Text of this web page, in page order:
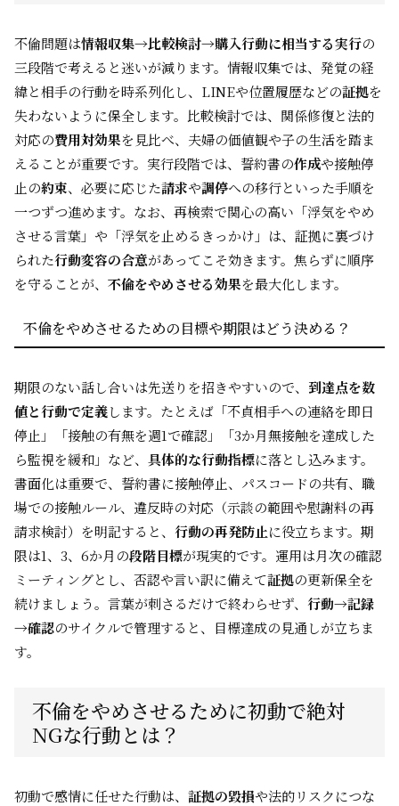
不倫問題は情報収集→比較検討→購入行動に相当する実行の
三段階で考えると迷いが減ります。情報収集では、発覚の経
緯と相手の行動を時系列化し、LINEや位置履歴などの証拠を
失わないように保全します。比較検討では、関係修復と法的
対応の費用対効果を見比べ、夫婦の価値観や子の生活を踏ま
えることが重要です。実行段階では、誓約書の作成や接触停
止の約束、必要に応じた請求や調停への移行といった手順を
一つずつ進めます。なお、再検索で関心の高い「浮気をやめ
させる言葉」や「浮気を止めるきっかけ」は、証拠に裏づけ
られた行動変容の合意があってこそ効きます。焦らずに順序
を守ることが、 不倫をやめさせる効果を最大化します。
不倫をやめさせるための目標や期限はどう決める？
期限のない話し合いは先送りを招きやすいので、 到達点を数
値と行動で定義します。たとえば「不貞相手への連絡を即日
停止」「接触の有無を週1で確認」「3か月無接触を達成した
ら監視を緩和」など、 具体的な行動指標に落とし込みます。
書面化は重要で、誓約書に接触停止、パスコードの共有、職
場での接触ルール、違反時の対応（示談の範囲や慰謝料の再
請求検討）を明記すると、 行動の再発防止に役立ちます。期
限は1、3、6か月の段階目標が現実的です。運用は月次の確認
ミーティングとし、否認や言い訳に備えて証拠の更新保全を
続けましょう。言葉が刺さるだけで終わらせず、 行動→記録
→確認のサイクルで管理すると、目標達成の見通しが立ちま
す。
不倫をやめさせるために初動で絶対
NGな行動とは？
初動で感情に任せた行動は、 証拠の毀損や法的リスクにつな